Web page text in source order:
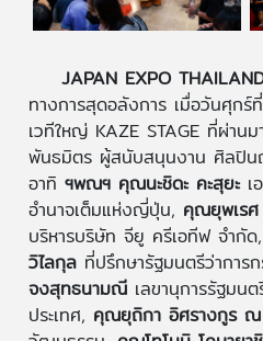
JAPAN EXPO
ทางการสุดอลังการ เมื่อวันศุก
เวทีใหญ่ KAZE STAGE ที่ผ่านม
พันธมิตร ผู้สนับสนุนงาน ศิลปิน
อาทิ ฯพณฯ คุณนะชิดะ คะสุยะเ
อำนาจเต็มแห่งญี่ปุ่น, คุณยุพเรศ
บริหารบริษัท จียู ครีเอทีฟ จำกัด,
วิไลกุลที่ปรึกษารัฐมนตรีว่าการ
จงสุทธนามณีเลขานุการรัฐมนต
ประเทศ, คุณยุถิกา อิศรางกูร